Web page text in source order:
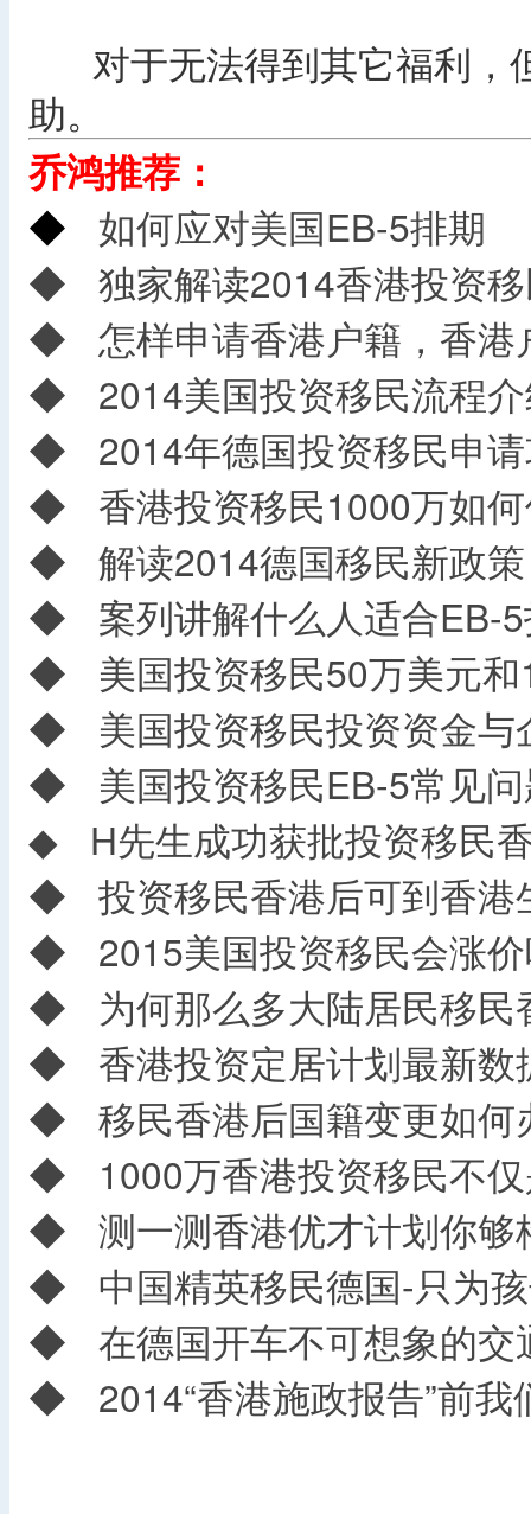
对于无法得到其它福利，
助。
乔鸿推荐：
◆
如何应对美国EB-5排期
◆ 独家解读2014香港投资
◆ 怎样申请香港户籍，香港
◆ 2014美国投资移民流程
◆ 2014年德国投资移民申
◆ 香港投资移民1000万如
◆ 解读2014德国移民新政策
◆ 案列讲解什么人适合EB-
◆ 美国投资移民50万美元
◆ 美国投资移民投资资金与
◆ 美国投资移民EB-5常见
◆ H先生成功获批投资移民
◆ 投资移民香港后可到香港
◆ 2015美国投资移民会涨
◆ 为何那么多大陆居民移民
◆ 香港投资定居计划最新数
◆ 移民香港后国籍变更如何
◆ 1000万香港投资移民不
◆ 测一测香港优才计划你够
◆ 中国精英移民德国-只为
◆ 在德国开车不可想象的交
◆ 2014“香港施政报告”前